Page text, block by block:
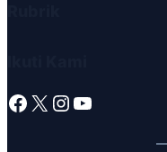
Facebook X Instagram YouTube